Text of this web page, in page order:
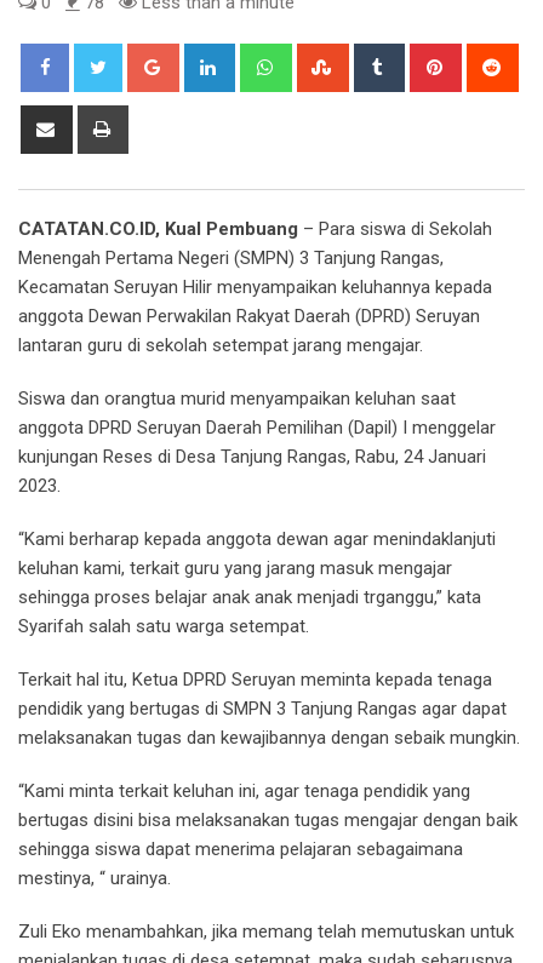
Google+ LinkedIn WhatsappStumbleUpon
Tumblr Pinterest
Share
CATATAN.CO.ID, Kual Pembuang – Para siswa di Sekolah
Menengah Pertama Negeri (SMPN) 3 Tanjung Rangas,
Kecamatan Seruyan Hilir menyampaikan keluhannya kepada
anggota Dewan Perwakilan Rakyat Daerah (DPRD) Seruyan
lantaran guru di sekolah setempat jarang mengajar.
Siswa dan orangtua murid menyampaikan keluhan saat
anggota DPRD Seruyan Daerah Pemilihan (Dapil) I menggelar
kunjungan Reses di Desa Tanjung Rangas, Rabu, 24 Januari
2023.
“Kami berharap kepada anggota dewan agar menindaklanjuti
keluhan kami, terkait guru yang jarang masuk mengajar
sehingga proses belajar anak anak menjadi trganggu,” kata
Syarifah salah satu warga setempat.
Terkait hal itu, Ketua DPRD Seruyan meminta kepada tenaga
pendidik yang bertugas di SMPN 3 Tanjung Rangas agar dapat
melaksanakan tugas dan kewajibannya dengan sebaik mungkin.
“Kami minta terkait keluhan ini, agar tenaga pendidik yang
bertugas disini bisa melaksanakan tugas mengajar dengan baik
sehingga siswa dapat menerima pelajaran sebagaimana
mestinya, “ urainya.
Zuli Eko menambahkan, jika memang telah memutuskan untuk